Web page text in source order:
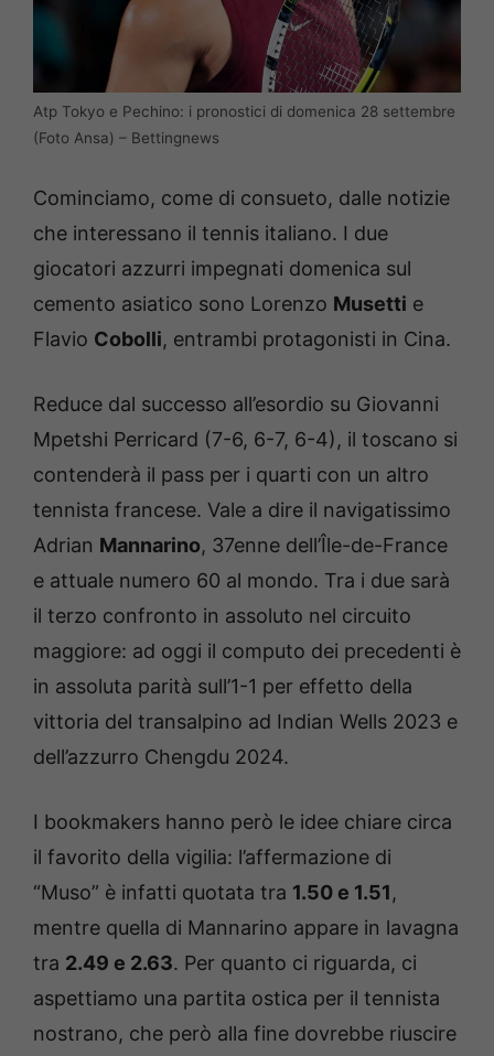
Atp Tokyo e Pechino: i pronostici di domenica 28 settembre
(Foto Ansa) – Bettingnews
Cominciamo, come di consueto, dalle notizie
che interessano il tennis italiano. I due
giocatori azzurri impegnati domenica sul
cemento asiatico sono Lorenzo Musetti e
Flavio Cobolli, entrambi protagonisti in Cina.
Reduce dal successo all’esordio su Giovanni
Mpetshi Perricard (7-6, 6-7, 6-4), il toscano si
contenderà il pass per i quarti con un altro
tennista francese. Vale a dire il navigatissimo
Adrian Mannarino, 37enne dell’Île-de-France
e attuale numero 60 al mondo. Tra i due sarà
il terzo confronto in assoluto nel circuito
maggiore: ad oggi il computo dei precedenti è
in assoluta parità sull’1-1 per effetto della
vittoria del transalpino ad Indian Wells 2023 e
dell’azzurro Chengdu 2024.
I bookmakers hanno però le idee chiare circa
il favorito della vigilia: l’affermazione di
“Muso” è infatti quotata tra 1.50 e 1.51,
mentre quella di Mannarino appare in lavagna
tra 2.49 e 2.63. Per quanto ci riguarda, ci
aspettiamo una partita ostica per il tennista
nostrano, che però alla fine dovrebbe riuscire